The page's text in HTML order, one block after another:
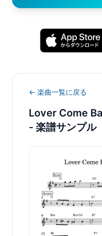
← 楽曲一覧に戻る
Lover Come
- 楽譜サンプル